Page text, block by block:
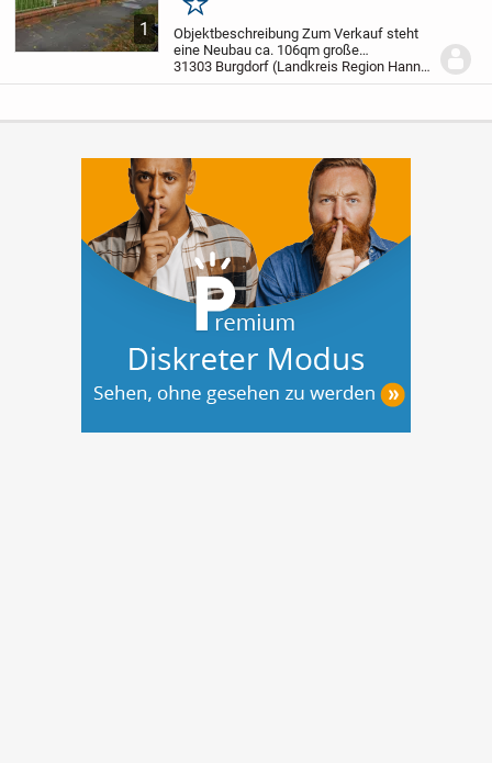
1
Merken
Objektbeschreibung Zum Verkauf steht
eine Neubau ca. 106qm große
Eigentumswohnung im 1. OG mit Balkon.
Derzeit vermietet. Eigenbedarf oder
Kellerraum. Einem...
31303 Burgdorf (Landkreis Region Hannover)